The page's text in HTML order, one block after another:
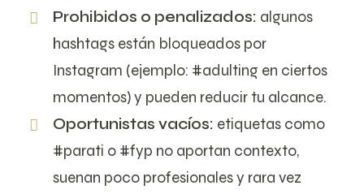
Prohibidos o penalizados: algunos
hashtags están bloqueados por
Instagram (ejemplo: #adulting en ciertos
momentos) y pueden reducir tu alcance.
Oportunistas vacíos: etiquetas como
#parati o #fyp no aportan contexto,
suenan poco profesionales y rara vez